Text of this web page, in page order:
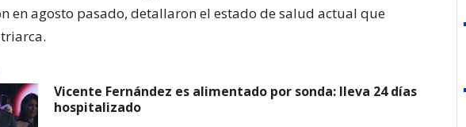
en agosto pasado, detallaron el estado de salud actual que
Vicente Fernández es alimentado por sonda: lleva 24 días
hospitalizado